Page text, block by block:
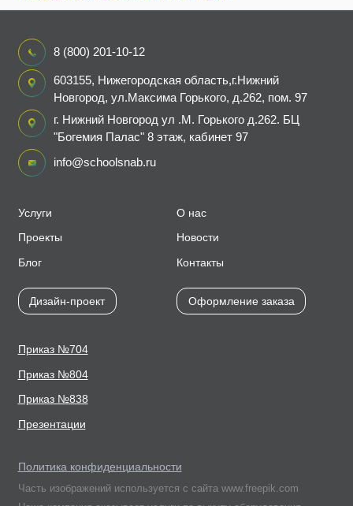
Услуги
Проекты
Блог
Дизайн-проект
О нас
Новости
Контакты
Оформление заказа
Приказ №704
Приказ №804
Приказ №838
Презентации
8 (800) 201-10-12
603155, Нижегородская область,г.Нижний
Новгород, ул.Максима Горького, д.262, пом. 97
г. Нижний Новгород ул .М. Горького д.262. БЦ
"Богемия Палас" 8 этаж, кабинет 97
info@schoolsnab.ru
Политика конфиденциальности
Часть изображений используется с сайта www.freepik.com